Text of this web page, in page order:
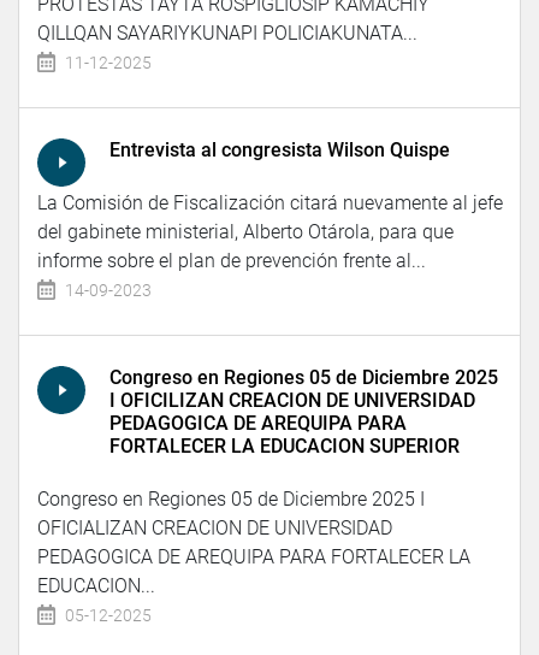
QILLQAN SAYARIYKUNAPI POLICIAKUNATA...
11-12-2025
Entrevista al congresista Wilson Quispe
La Comisión de Fiscalización citará nuevamente al jefe
del gabinete ministerial, Alberto Otárola, para que
informe sobre el plan de prevención frente al...
14-09-2023
Congreso en Regiones 05 de Diciembre 2025
I OFICILIZAN CREACION DE UNIVERSIDAD
PEDAGOGICA DE AREQUIPA PARA
FORTALECER LA EDUCACION SUPERIOR
Congreso en Regiones 05 de Diciembre 2025 I
OFICIALIZAN CREACION DE UNIVERSIDAD
PEDAGOGICA DE AREQUIPA PARA FORTALECER LA
EDUCACION...
05-12-2025